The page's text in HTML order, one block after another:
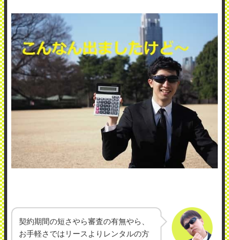
契約期間の短さやら審査の有無やら、
お手軽さではリースよりレンタルの方